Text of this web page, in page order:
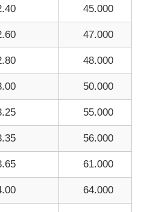
45.000
47.000
48.000
50.000
55.000
56.000
61.000
64.000